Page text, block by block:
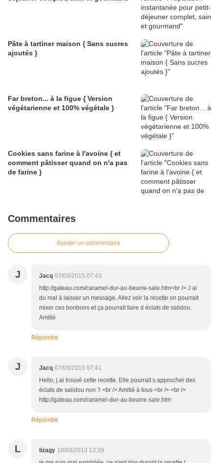
Pâte à tartiner maison { Sans sucres
ajoutés }
Far breton... à la figue { Version
végétarienne et 100% végétale }
Cookies sans farine à l'avoine { et
comment pâtisser quand on n'a pas
de farine }
Commentaires
Ajouter un commentaire
J Jacq 07/03/2015 07:43
http://gateau.com/caramel-dur-au-beurre-sale.htm<br /> J ai
du mal à laisser un message. Allez voir la recette on pourrait
mixer ces bonbons et ça pourrait faire d éclats de salidou.
Amitié
Répondre
J Jacq 07/03/2015 07:41
Hello, j ai trouvé cette recette. Elle pourrait s approcher des
éclats de salidou non ? <br /> Amitié à tous <br /> <br />
http://gateau.com/caramel-dur-au-beurre-sale.htm
Répondre
L lizagy 18/03/2013 13:29